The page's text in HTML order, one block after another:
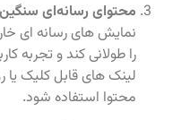
محتوای رسانه‌ای
نمایش‌ های رسانه‌ ای
را طولانی کند و تجربه
لینک‌ های قابل کلیک
محتوا استفاده شود.